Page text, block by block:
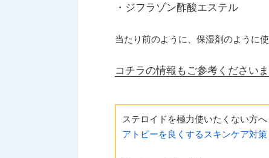
・ジフラゾン酢酸エステル
当たり前のように、保湿剤のように
コチラの情報もご参考くださいま
ステロイドを極力使いたくない方へ
アトピーを良くするスキンケア対策